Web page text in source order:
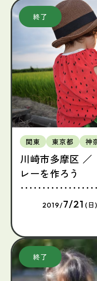
関東 東京都 神
川崎市多摩区 ／
レーを作ろう
2019/7/21 (日)